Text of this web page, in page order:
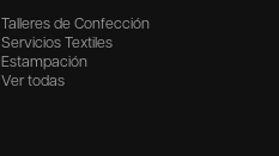
Talleres de Confección
Servicios Textiles
Estampación
Ver todas